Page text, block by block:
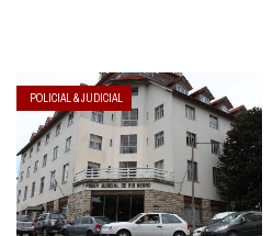
POLICIAL & JUDICIAL